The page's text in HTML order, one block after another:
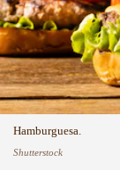
Hamburguesa.
Shutterstock